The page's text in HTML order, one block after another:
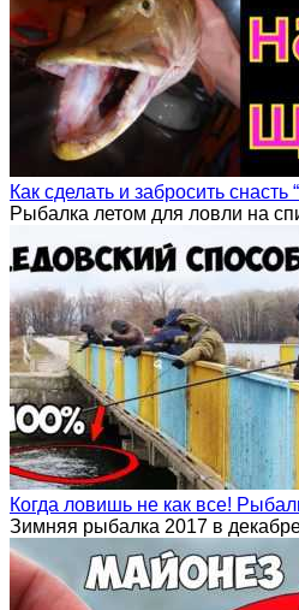
Как сделать и забросить
Рыбалка летом для ловли на
Когда ловишь не как все!
Зимняя рыбалка 2017 в